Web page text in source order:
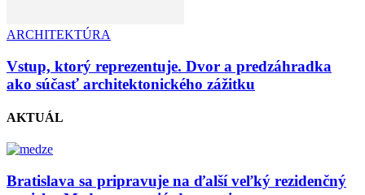
ARCHITEKTÚRA
Vstup, ktorý reprezentuje. Dvor a predzáhradka
ako súčasť architektonického zážitku
AKTUÁL
Bratislava sa pripravuje na ďalší veľký rezidenčný